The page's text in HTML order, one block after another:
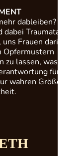
dableiben?
Traumata
Frauen darin
Opfermustern
zu lassen, was
für
wahren Größe